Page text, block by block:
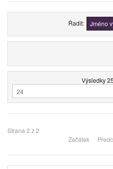
Řadit Jméno
Výsledky
Strana 2 z 2
Začátek